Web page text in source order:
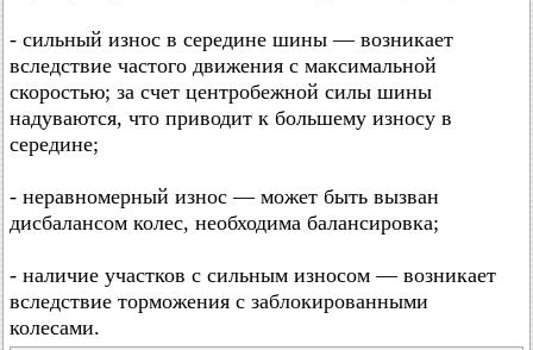
- сильный износ в середине шины — возникает
вследствие частого движения с максимальной
скоростью; за счет центробежной силы шины
надуваются, что приводит к большему износу в
середине;
- неравномерный износ — может быть вызван
дисбалансом колес, необходима балансировка;
- наличие участков с сильным износом — возникает
вследствие торможения с заблокированными
колесами.